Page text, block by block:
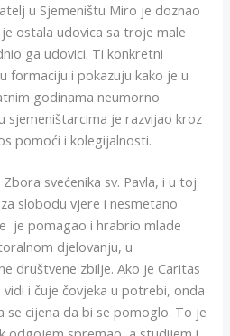
u Sjemeništu Miro je doznao
ostala udovica sa troje male
ga udovici. Ti konkretni
formaciju i pokazuju kako je u
godinama neumorno
sjemeništarcima je razvijao kroz
pomoći i kolegijalnosti.
svećenika sv. Pavla, i u toj
slobodu vjere i nesmetano
je pomagao i hrabrio mlade
djelovanju, u
društvene zbilje. Ako je Caritas
i čuje čovjeka u potrebi, onda
se cijena da bi se pomoglo. To je